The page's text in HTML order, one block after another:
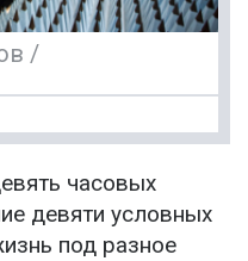
/
часовых
девяти условных
под разное